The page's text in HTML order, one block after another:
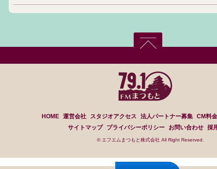
HOME 運営会社 スタジオアクセス 法人パートナー募集 CM料
サイトマップ
プライバシーポリシー お問い合わせ 採
© エフエムまつもと株式会社 All Right Reserved.